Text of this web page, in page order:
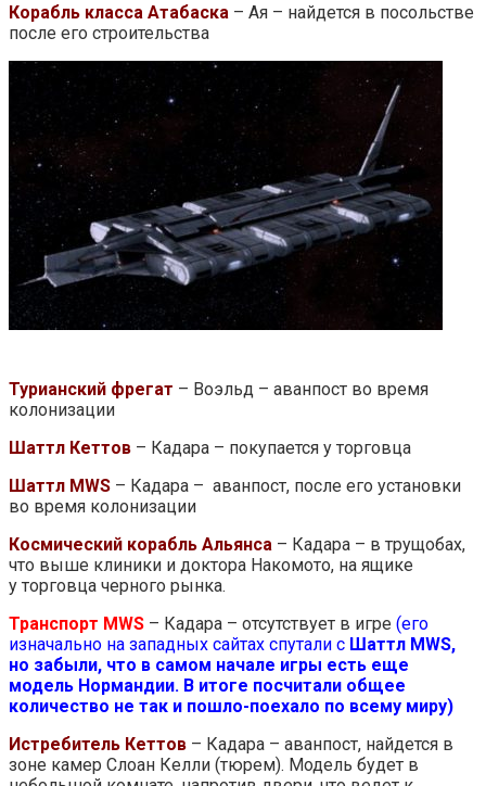
Корабль класса Атабаска – Ая – найдется в посольстве
после его строительства
Турианский фрегат – Воэльд – аванпост во время
колонизации
Шаттл Кеттов – Кадара – покупается у торговца
Шаттл MWS – Кадара – аванпост, после его установки
во время колонизации
Космический корабль Альянса – Кадара – в трущобах,
что выше клиники и доктора Накомото, на ящике
у торговца черного рынка.
Транспорт MWS – Кадара – отсутствует в игре (его
изначально на западных сайтах спутали с Шаттл MWS,
но забыли, что в самом начале игры есть еще
модель Нормандии. В итоге посчитали общее
количество не так и пошло-поехало по всему миру)
Истребитель Кеттов – Кадара – аванпост, найдется в
зоне камер Слоан Келли (тюрем). Модель будет в